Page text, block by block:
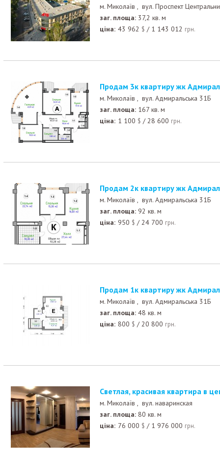
м. Миколаїв , вул. Проспект
заг. площа: 37,2 кв. м
ціна: 43 962 $ / 1 143 012 грн.
Продам 3к квартиру жк Адмирал
м. Миколаїв , вул. Адмиральська 31Б
заг. площа: 167 кв. м
ціна: 1 100 $ /28 600 грн.
Продам 2к квартиру жк Адмирал
м. Миколаїв , вул. Адмиральська 31Б
заг. площа: 92 кв. м
ціна: 950 $ /24 700 грн.
Продам 1к квартиру жк Адмирал
м. Миколаїв , вул. Адмиральська 31Б
заг. площа: 48 кв. м
ціна: 800 $ /20 800 грн.
Светлая, красивая квартира в
м. Миколаїв , вул. наваринская
заг. площа: 80 кв. м
ціна: 76 000 $ / 1 976 000 грн.